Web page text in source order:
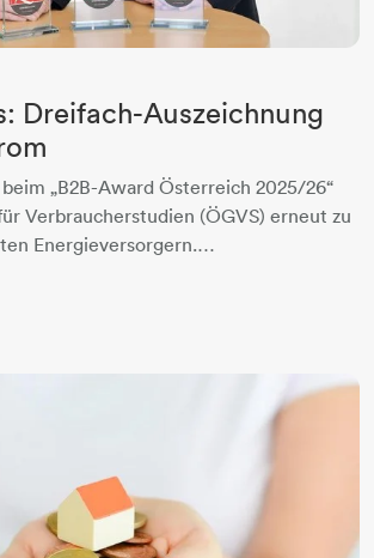
Dreifach-Auszeichnung
„B2B-Award Österreich 2025/26“
Verbraucherstudien (ÖGVS) erneut zu
Energieversorgern.…